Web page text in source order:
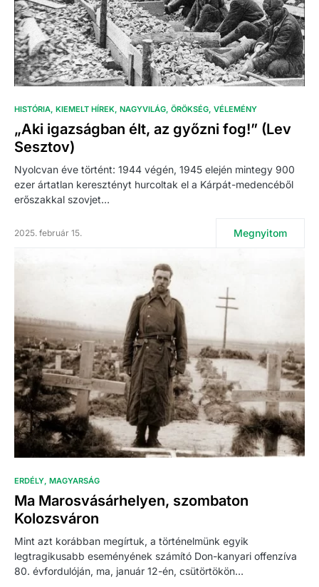
HISTÓRIA KIEMELT HÍREK NAGYVILÁG ÖRÖKSÉG VÉLEMÉNY
„Aki igazságban élt, az győzni fog!” (Lev
Sesztov)
Nyolcvan éve történt: 1944 végén, 1945 elején mintegy 900
ezer ártatlan keresztényt hurcoltak el a Kárpát-medencéből
erőszakkal szovjet…
2025. február 15. Megnyitom
ERDÉLY MAGYARSÁG
Ma Marosvásárhelyen, szombaton
Kolozsváron
Mint azt korábban megírtuk, a történelmünk egyik
legtragikusabb eseményének számító Don-kanyari offenzíva
80. évfordulóján, ma, január 12-én, csütörtökön…